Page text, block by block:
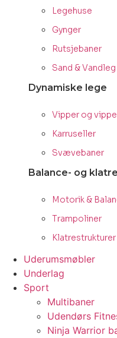
Legehuse
Gynger
Rutsjebaner
Sand & Vandleg
Dynamiske lege
Vipper og
Karruseller
Svævebaner
Balance- og
Motorik &
Trampoliner
Uderumsmøbler
Underlag
Sport
Multibaner
Udendørs
Ninja Warrior